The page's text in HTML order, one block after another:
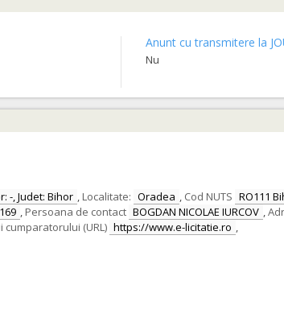
Anunt cu transmitere la
Nu
-, Judet: Bihor , Localitate: Oradea , Cod NUTS RO111
, Persoana de contact BOGDAN NICOLAE IURCOV ,
(URL) https://www.e-licitatie.ro ,